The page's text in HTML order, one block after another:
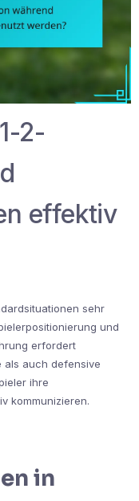
2-
effektiv
sehr
und
erfordert
als auch defensive
ihre
kommunizieren.
in